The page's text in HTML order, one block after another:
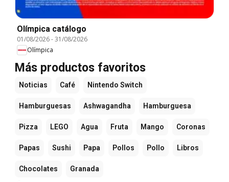
Olímpica catálogo
01/08/2026-31/08/2026
Olímpica
Más productos favoritos
Noticias Café Nintendo Switch
Hamburguesas Ashwagandha Hamburguesa
Pizza LEGO Agua Fruta Mango Coronas
Papas Sushi Papa Pollos Pollo Libros
Chocolates Granada